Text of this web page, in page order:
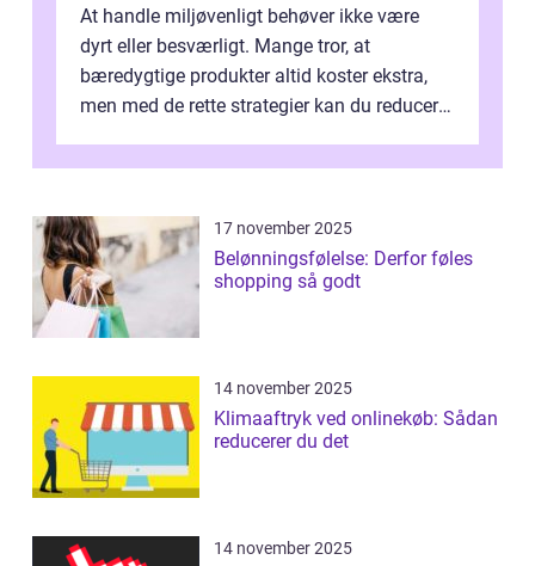
At handle miljøvenligt behøver ikke være
dyrt eller besværligt. Mange tror, at
bæredygtige produkter altid koster ekstra,
men med de rette strategier kan du reducere
17 november 2025
Belønningsfølelse: Derfor føles
shopping så godt
14 november 2025
Klimaaftryk ved onlinekøb: Sådan
reducerer du det
14 november 2025